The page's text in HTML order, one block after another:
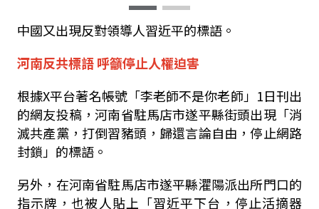
中國又出現反對領導人習近平的標語。
河南反共標語 呼籲停止人權迫害
根據X平台著名帳號「李老師不是你老師」 1日刊出
的網友投稿，河南省駐馬店市遂平縣街頭出現「消
滅共產黨，打倒習豬頭，歸還言論自由，停止網路
封鎖」的標語。
另外，在河南省駐馬店市遂平縣灈陽派出所門口的
指示牌，也被人貼上「習近平下台，停止活摘器